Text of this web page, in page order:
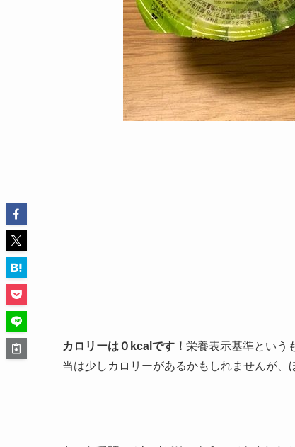
カロリーは０kcalです！ 栄養表示基準という
当は少しカロリーがあるかもしれませんが、